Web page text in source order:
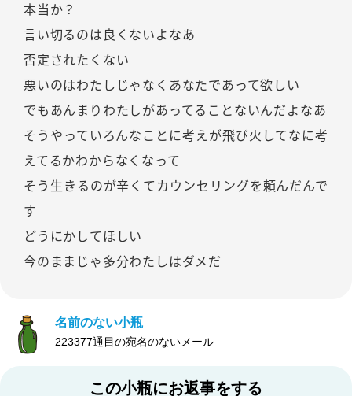
本当か？
言い切るのは良くないよなあ
否定されたくない
悪いのはわたしじゃなくあなたであって欲しい
でもあんまりわたしがあってることないんだよなあ
そうやっていろんなことに考えが飛び火してなに考
えてるかわからなくなって
そう生きるのが辛くてカウンセリングを頼んだんで
す
どうにかしてほしい
今のままじゃ多分わたしはダメだ
名前のない小瓶
223377通目の宛名のないメール
この小瓶にお返事をする